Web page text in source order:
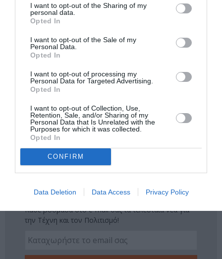
I want to opt-out of the Sharing of my
personal data.
Opted In
I want to opt-out of the Sale of my
Personal Data.
Opted In
I want to opt-out of processing my
Personal Data for Targeted Advertising.
Opted In
I want to opt-out of Collection, Use,
Retention, Sale, and/or Sharing of my
Personal Data that Is Unrelated with the
Purposes for which it was collected.
Opted In
CONFIRM
Data Deletion Data Access Privacy Policy
emst.gr
μάθετε πρώτοι όλες τις ειδήσεις
Πολιτισμό στοCulturenow.gr
Νέοι Διαγωνισμοί❯
Tags
VIDEO ART - INSTALLATIONS
ΕΙΚΑΣΤΙΚΕΣ ΕΚΘΕΣΕΙΣ
ΖΩΓΡΑΦΙΚΗ
ΖΩΓΡΑΦΟΣ
Newsletter
Κάθε βδομάδα στο e-mail σας τα τελευταία νέα για
την Τέχνη και τον Πολιτισμό!